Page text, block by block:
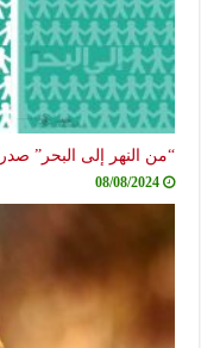
“من النهر إلى البحر”
08/08/2024